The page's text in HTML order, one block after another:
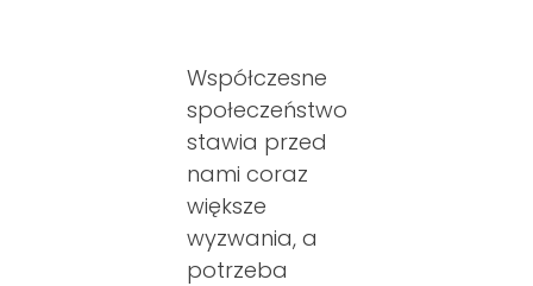
Współczesne
społeczeństwo
stawia przed
nami coraz
większe
wyzwania, a
potrzeba